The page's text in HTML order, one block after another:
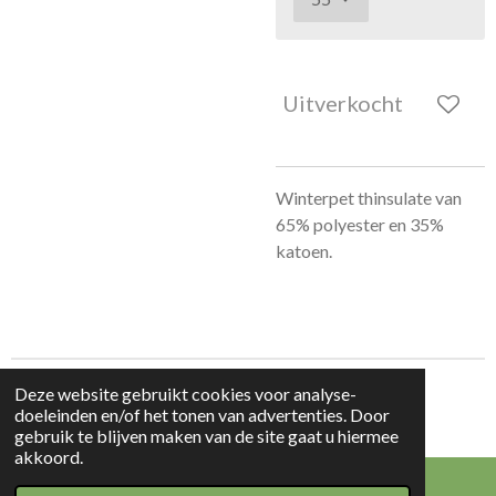
Deze website gebruikt cookies voor analyse-
doeleinden en/of het tonen van advertenties. Door
gebruik te blijven maken van de site gaat u hiermee
akkoord.
Uitverkocht
Winterpet thinsulate van
65% polyester en 35%
katoen.
© 2023 - 2026 Beauty & Products
Powered byJouwWeb